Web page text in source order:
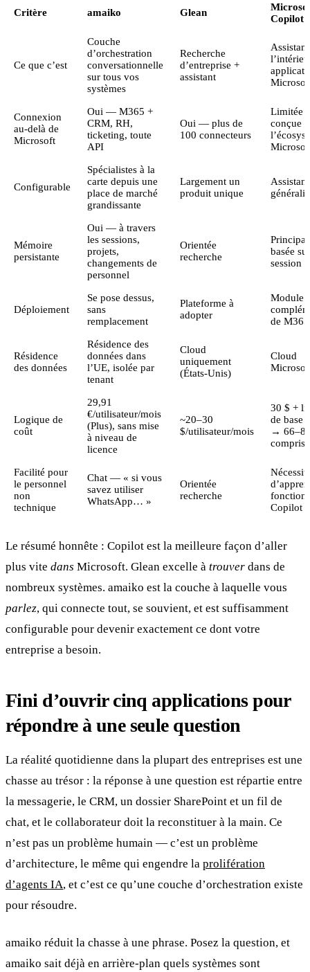
Critère amaiko Glean
Copilot
Ce que c’est
Couche
d’orchestration
conversationnelle
sur tous vos
systèmes
Recherche
d’entreprise +
assistant
Connexion
au-delà de
Microsoft
Oui — M365 +
CRM, RH,
ticketing, toute
API
Oui — plus de
100 connecteurs
Limitée ;
conçue
Configurable
Spécialistes à la
carte depuis une
place de marché
grandissante
Largement un
produit unique
Assistant
Mémoire
persistante
Oui — à travers
les sessions,
projets,
changements de
personnel
Orientée
recherche
basée
session
Déploiement
Se pose dessus,
sans
remplacement
Plateforme à
adopter
Module
de M365
Résidence
des données
Résidence des
données dans
l’UE, isolée par
tenant
Cloud
uniquement
(États-Unis)
Cloud
Logique de
coût
29,91
€/utilisateur/mois
(Plus), sans mise
à niveau de
licence
~20–30
$/utilisateur/mois
30 $ +
de base
→
compris
Facilité pour
le personnel
non
technique
Chat — « si vous
savez utiliser
WhatsApp… »
Orientée
recherche
Copilot
Le résumé honnête : Copilot est la meilleure façon d’aller
plus vite dans Microsoft. Glean excelle à trouver dans de
nombreux systèmes. amaiko est la couche à laquelle vous
parlez, qui connecte tout, se souvient, et est suffisamment
configurable pour devenir exactement ce dont votre
entreprise a besoin.
Fini d’ouvrir cinq applications pour
répondre à une seule question
La réalité quotidienne dans la plupart des entreprises est une
chasse au trésor : la réponse à une question est répartie entre
la messagerie, le CRM, un dossier SharePoint et un fil de
chat, et le collaborateur doit la reconstituer à la main. Ce
n’est pas un problème humain — c’est un problème
d’architecture, le même qui engendre la prolifération
d’agents IA, et c’est ce qu’une couche d’orchestration existe
pour résoudre.
amaiko réduit la chasse à une phrase. Posez la question, et
amaiko sait déjà en arrière-plan quels systèmes sont